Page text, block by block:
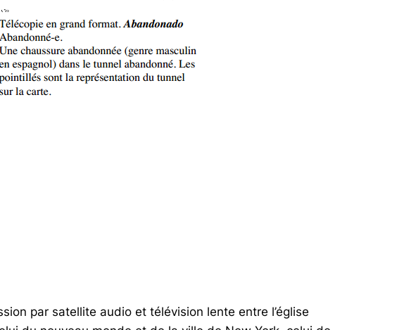
par satellite audio et télévision lente entre l’église